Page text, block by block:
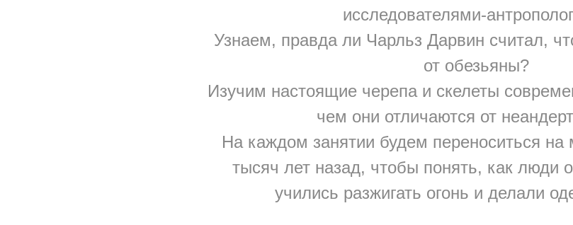
исследователями-
Узнаем, правда ли Чарльз Дарвин считал,
от обезьяны?
Изучим настоящие черепа и скелеты
чем они отличаются от
На каждом занятии будем переноситься на
тысяч лет назад, чтобы понять, как люди
учились разжигать огонь и делали